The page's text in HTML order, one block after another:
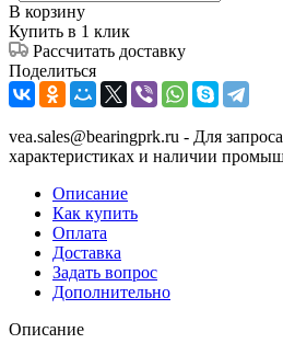
В корзину
Купить в 1 клик
Рассчитать доставку
Поделиться
vea.sales@bearingprk.ru - Для
характеристиках и наличии
Описание
Как купить
Оплата
Доставка
Задать вопрос
Дополнительно
Описание